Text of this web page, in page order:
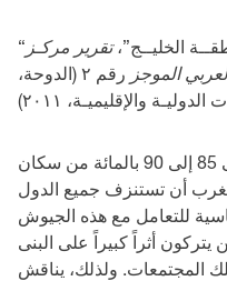
الخليــج”،تقرير مركـز
الموجز
رقم ٢ (الدوحة،
تشكل العمالة الوافدة ما يصل إلى 85 إلى 90 بالمائة من سكان
أن تستنزف جميع الدول
للتعامل مع هذه الجيوش
يتركون أثراً كبيراً على البنى
المجتمعات. ولذلك، يناقش